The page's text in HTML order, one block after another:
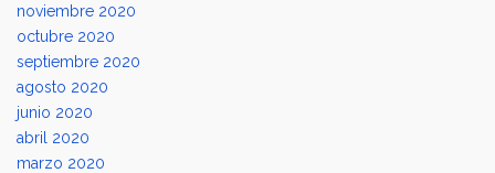
noviembre 2020
octubre 2020
septiembre 2020
agosto 2020
junio 2020
abril 2020
marzo 2020